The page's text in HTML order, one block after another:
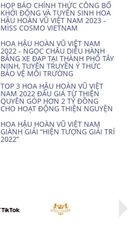
HỌP BÁO CHÍNH THỨC CÔNG BỐ
KHỞI ĐỘNG VÀ TUYỂN SINH HOA
HẬU HOÀN VŨ VIỆT NAM 2023 -
MISS COSMO VIETNAM
HOA HẬU HOÀN VŨ VIỆT NAM
2022 - NGỌC CHÂU DIỄU HÀNH
BẰNG XE ĐẠP TẠI THÀNH PHỐ TÂY
NINH, TUYÊN TRUYỀN Ý THỨC
BẢO VỆ MÔI TRƯỜNG
TOP 3 HOA HẬU HOÀN VŨ VIỆT
NAM 2022 ĐẤU GIÁ TỪ THIỆN
QUYÊN GÓP HƠN 2 TỶ ĐỒNG
CHO HOẠT ĐỘNG THIỆN NGUYỆN
HOA HẬU HOÀN VŨ VIỆT NAM
GIÀNH GIẢI “HIỆN TƯỢNG GIẢI TRÍ
2022”